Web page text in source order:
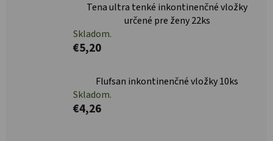
Tena ultra tenké inkontinenčné vložky
určené pre ženy 22ks
Skladom.
€5,20
Flufsan inkontinenčné vložky 10ks
Skladom.
€4,26